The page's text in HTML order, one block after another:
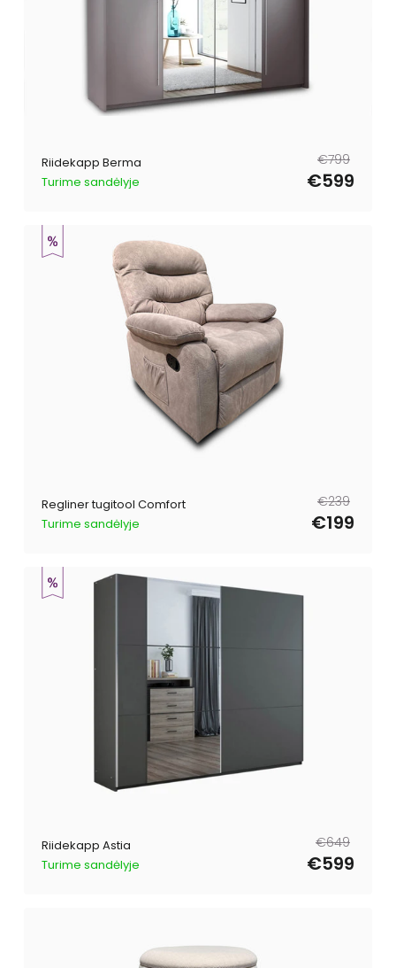
Riidekapp Berma
Turime sandėlyje
Tavahind
€799
Müügihind
€599
Regliner tugitool Comfort
Turime sandėlyje
Tavahind
€239
Müügihind
€199
Riidekapp Astia
Turime sandėlyje
Tavahind
€649
Müügihind
€599